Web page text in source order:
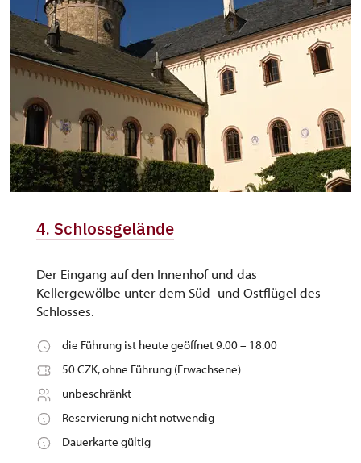
4. Schlossgelände
Der Eingang auf den Innenhof und das
Kellergewölbe unter dem Süd- und Ostflügel des
Schlosses.
die Führung ist heute geöffnet 9.00 – 18.00
50 CZK, ohne Führung (Erwachsene)
unbeschränkt
Reservierung nicht notwendig
Dauerkarte gültig